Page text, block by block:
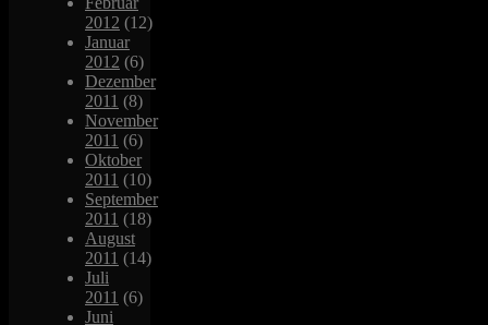
2012 (12)
Januar
2012 (6)
Dezember
2011 (8)
November
2011 (6)
Oktober
2011 (10)
September
2011 (18)
August
2011 (14)
Juli
2011 (6)
Juni